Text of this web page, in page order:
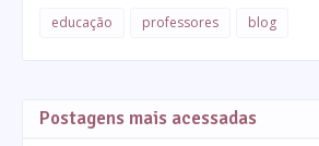
educação professores blog
Postagens mais acessadas